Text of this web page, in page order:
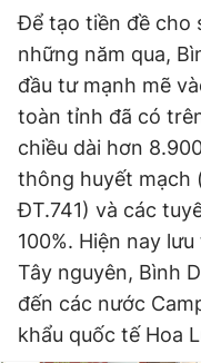
Theo dõi báo trên
Hotline
0906 645 777
Đặt báo Quảng cáo
Tổng biên tập: Nguyễn
Phó tổng biên tập
Phó tổng biên tập: Lâm
Để tạo tiền đề cho
những năm qua,
đầu tư mạnh mẽ
toàn tỉnh đã có
chiều dài hơn
thông huyết mạch
ĐT.741) và các
100%. Hiện nay
Tây nguyên, Bình
đến các nước
khẩu quốc tế Hoa